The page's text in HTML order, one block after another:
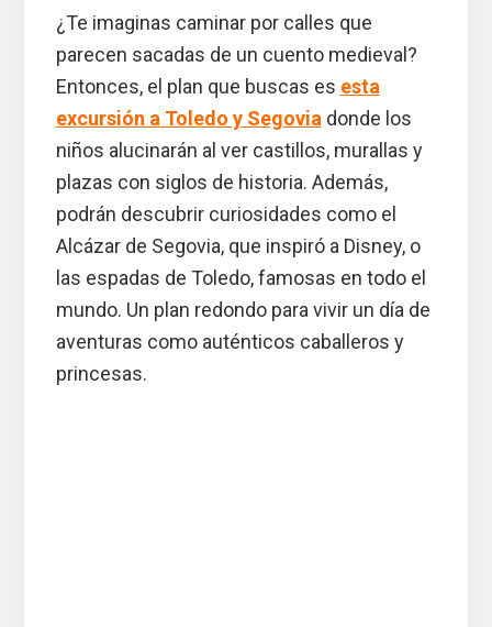
¿Te imaginas caminar por calles que
parecen sacadas de un cuento medieval?
Entonces, el plan que buscas es esta
excursión a Toledo y Segovia donde los
niños alucinarán al ver castillos, murallas y
plazas con siglos de historia. Además,
podrán descubrir curiosidades como el
Alcázar de Segovia, que inspiró a Disney, o
las espadas de Toledo, famosas en todo el
mundo. Un plan redondo para vivir un día de
aventuras como auténticos caballeros y
princesas.